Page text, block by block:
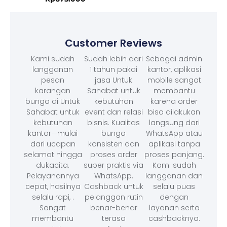
Customer Reviews
Kami sudah
langganan
pesan
karangan
bunga di Untuk
Sahabat untuk
kebutuhan
kantor—mulai
dari ucapan
selamat hingga
dukacita.
Pelayanannya
cepat, hasilnya
selalu rapi, .
Sangat
membantu
Sudah lebih dari
1 tahun pakai
jasa Untuk
Sahabat untuk
kebutuhan
event dan relasi
bisnis. Kualitas
bunga
konsisten dan
proses order
super praktis via
WhatsApp.
Cashback untuk
pelanggan rutin
benar-benar
terasa
Sebagai admin
kantor, aplikasi
mobile sangat
membantu
karena order
bisa dilakukan
langsung dari
WhatsApp atau
aplikasi tanpa
proses panjang.
Kami sudah
langganan dan
selalu puas
dengan
layanan serta
cashbacknya.